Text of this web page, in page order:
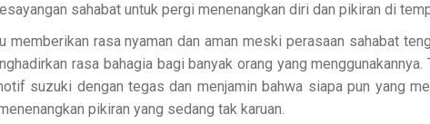
sahabat untuk pergi menenangkan diri dan pikiran di
rasa nyaman dan aman meski perasaan sahabat
rasa bahagia bagi banyak orang yang
suzuki dengan tegas dan menjamin bahwa siapa pun yang
pikiran yang sedang tak karuan.